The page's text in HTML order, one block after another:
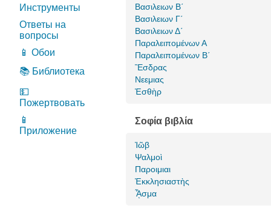
Инструменты
Ответы на
вопросы
📱 Обои
📚 Библиотека
💵
Пожертвовать
📱
Приложение
Βασιλειων Β΄
Βασιλειων Γ΄
Βασιλειων Δ΄
Παραλειπομένων Α
Παραλειπομένων Β΄
Ἒσδρας
Νεεμιας
Ἐσθὴρ
Σοφία βιβλία
Ἰῶβ
Ψαλμοὶ
Παροιμιαι
Ἐκκλησιαστὴς
ᾎσμα